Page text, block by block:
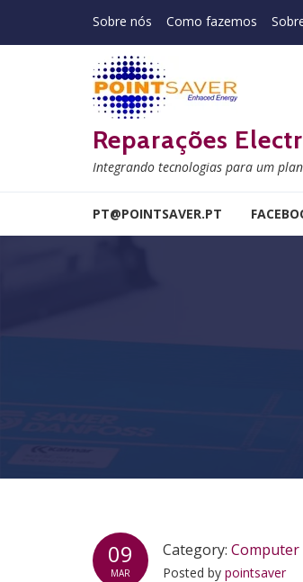
Sobre nós Como fazemos
Reparações
Integrando tecnologias para um
PT@POINTSAVER.PT
09
MAR
Category: Computer
Posted by pointsaver